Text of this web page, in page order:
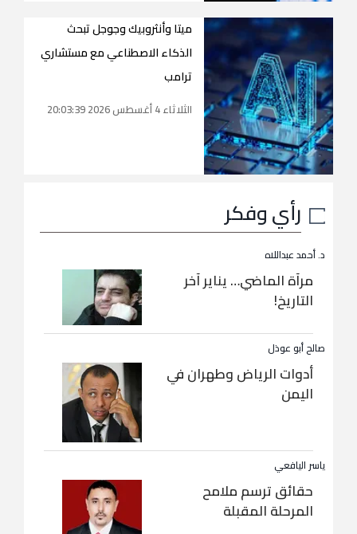
ميتا وأنثروبيك وجوجل تبحث
الذكاء الاصطناعي مع مستشاري
ترامب
الثلاثاء 4 أغسطس 2026 20:03:39
رأي وفكر
د. أحمد عبداللاه
مرآة الماضي… يناير آخر
التاريخ!
صالح أبو عوذل
أدوات الرياض وطهران في
اليمن
ياسر اليافعي
حقائق ترسم ملامح
المرحلة المقبلة